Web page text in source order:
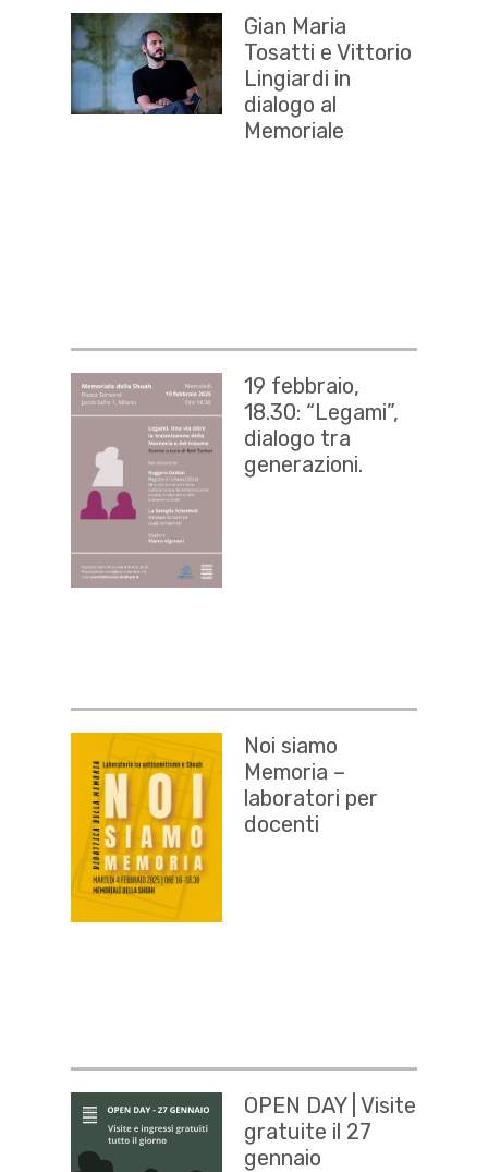
Gian Maria
Tosatti e Vittorio
Lingiardi in
dialogo al
Memoriale
19 febbraio,
18.30: “Legami”,
dialogo tra
generazioni.
Noi siamo
Memoria –
laboratori per
docenti
OPEN DAY | Visite
gratuite il 27
gennaio